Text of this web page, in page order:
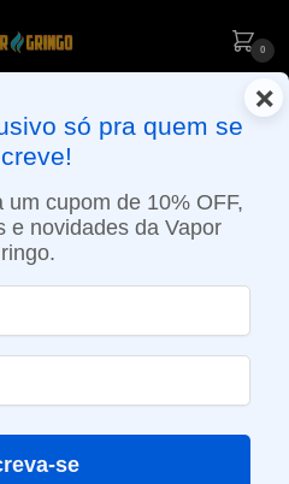
0
PAULO (SEG A SEX): PEDIDOS
15:30 VIA MOTOBOY
×
só pra quem se
cupom de 10% OFF,
e novidades da Vapor
se